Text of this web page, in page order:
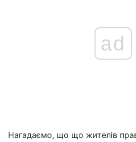
ad
Нагадаємо, що що жителів